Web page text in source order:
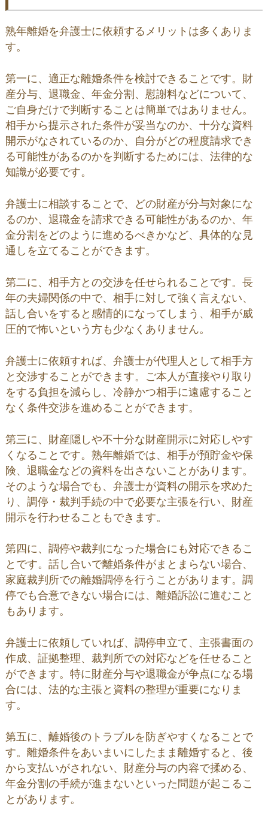
熟年離婚を弁護士に依頼するメリットは多くありま
す。
第一に、適正な離婚条件を検討できることです。財
産分与、退職金、年金分割、慰謝料などについて、
ご自身だけで判断することは簡単ではありません。
相手から提示された条件が妥当なのか、十分な資料
開示がなされているのか、自分がどの程度請求でき
る可能性があるのかを判断するためには、法律的な
知識が必要です。
弁護士に相談することで、どの財産が分与対象にな
るのか、退職金を請求できる可能性があるのか、年
金分割をどのように進めるべきかなど、具体的な見
通しを立てることができます。
第二に、相手方との交渉を任せられることです。長
年の夫婦関係の中で、相手に対して強く言えない、
話し合いをすると感情的になってしまう、相手が威
圧的で怖いという方も少なくありません。
弁護士に依頼すれば、弁護士が代理人として相手方
と交渉することができます。ご本人が直接やり取り
をする負担を減らし、冷静かつ相手に遠慮すること
なく条件交渉を進めることができます。
第三に、財産隠しや不十分な財産開示に対応しやす
くなることです。熟年離婚では、相手が預貯金や保
険、退職金などの資料を出さないことがあります。
そのような場合でも、弁護士が資料の開示を求めた
り、調停・裁判手続の中で必要な主張を行い、財産
開示を行わせることもできます。
第四に、調停や裁判になった場合にも対応できるこ
とです。話し合いで離婚条件がまとまらない場合、
家庭裁判所での離婚調停を行うことがあります。調
停でも合意できない場合には、離婚訴訟に進むこと
もあります。
弁護士に依頼していれば、調停申立て、主張書面の
作成、証拠整理、裁判所での対応などを任せること
ができます。特に財産分与や退職金が争点になる場
合には、法的な主張と資料の整理が重要になりま
す。
第五に、離婚後のトラブルを防ぎやすくなることで
す。離婚条件をあいまいにしたまま離婚すると、後
から支払いがされない、財産分与の内容で揉める、
年金分割の手続が進まないといった問題が起こるこ
とがあります。